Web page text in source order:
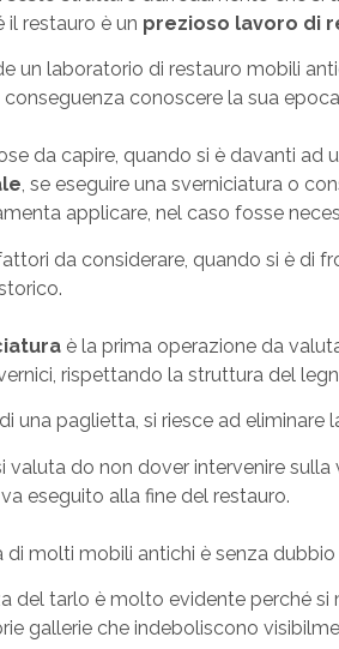
il restauro è un prezioso lavoro di
un laboratorio di restauro mobili
conoscere la sua
da capire, quando si è davanti ad
, se eseguire una sverniciatura o
applicare, nel caso fosse
da considerare, quando si è di
è la prima operazione da
rispettando la struttura del
di una paglietta, si riesce ad
valuta do non dover intervenire sulla
eseguito alla fine del restauro.
di molti mobili antichi è senza
del tarlo è molto evidente perché
gallerie che indeboliscono